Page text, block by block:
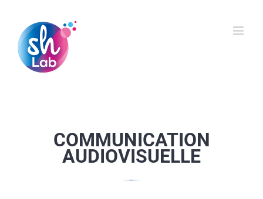
content
COMMUNICATION
AUDIOVISUELLE